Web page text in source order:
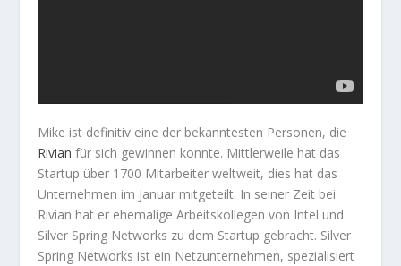
Mike ist definitiv eine der bekanntesten Personen, die
Rivian für sich gewinnen konnte. Mittlerweile hat das
Startup über 1700 Mitarbeiter weltweit, dies hat das
Unternehmen im Januar mitgeteilt. In seiner Zeit bei
Rivian hat er ehemalige Arbeitskollegen von Intel und
Silver Spring Networks zu dem Startup gebracht. Silver
Spring Networks ist ein Netzunternehmen, spezialisiert